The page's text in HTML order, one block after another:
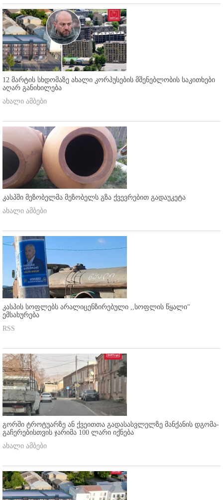
12 მარტის სხდომაზე ახალი კორპუსების მშენებლობის საკითხები
აღარ განიხილება
ახალი ამბები
კასპში მეზობელმა მეზობელს გზა ქვევრებით გადაუკეტა
ახალი ამბები
კასპის სოფლებს არალიცენზირებული ,,სოფლის წყალი"
ემსახურება
RSS
გორში ტროტუარზე ან ქვეითთა გადასასვლელზე მანქანის დგომა-
გაჩერებისთვის ჯარიმა 100 ლარი იქნება
ახალი ამბები